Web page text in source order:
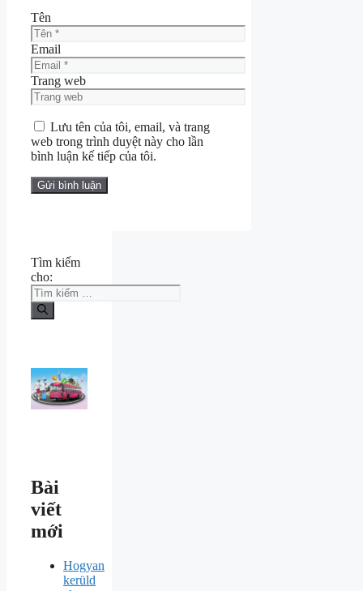
Tên
Email
Trang web
Lưu tên của tôi, email, và trang
web trong trình duyệt này cho lần
bình luận kế tiếp của tôi.
Tìm kiếm
cho:
Bài
viết
mới
Hogyan
kerüld